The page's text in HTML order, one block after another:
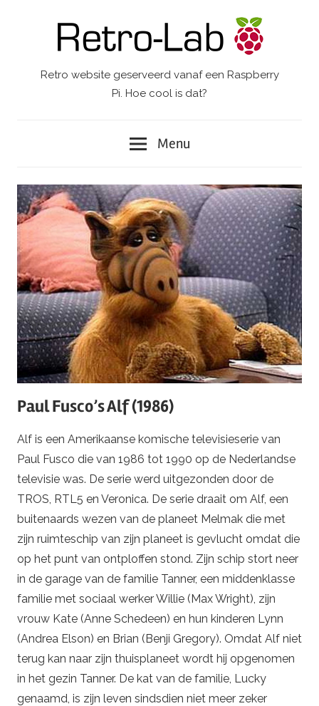
Retro-
Retro website geserveerd vanaf een Raspberry
Pi. Hoe cool is dat?
Menu
Paul Fusco’s Alf (1986)
Alf is een Amerikaanse komische televisieserie van
Paul Fusco die van 1986 tot 1990 op de Nederlandse
televisie was. De serie werd uitgezonden door de
TROS, RTL5 en Veronica. De serie draait om Alf, een
buitenaards wezen van de planeet Melmak die met
zijn ruimteschip van zijn planeet is gevlucht omdat die
op het punt van ontploffen stond. Zijn schip stort neer
in de garage van de familie Tanner, een middenklasse
familie met sociaal werker Willie (Max Wright), zijn
vrouw Kate (Anne Schedeen) en hun kinderen Lynn
(Andrea Elson) en Brian (Benji Gregory). Omdat Alf niet
terug kan naar zijn thuisplaneet wordt hij opgenomen
in het gezin Tanner. De kat van de familie, Lucky
genaamd, is zijn leven sindsdien niet meer zeker